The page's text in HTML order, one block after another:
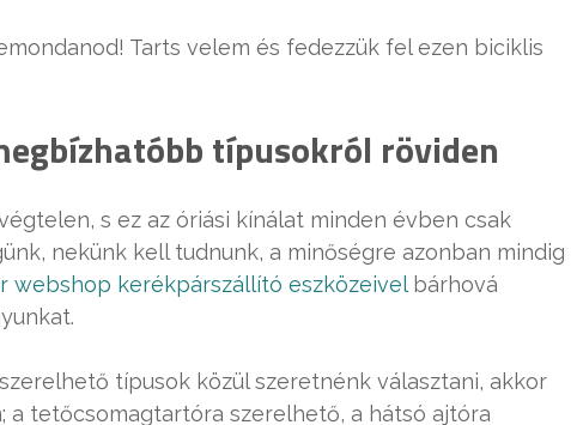
Tarts velem és fedezzük fel ezen biciklis
típusokról röviden
s ez az óriási kínálat minden évben csak
nekünk kell tudnunk, a minőségre azonban mindig
webshop kerékpárszállító eszközeivelbárhová
típusok közül szeretnénk választani, akkor
tetőcsomagtartóra szerelhető, a hátsó ajtóra